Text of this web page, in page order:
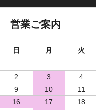
営業ご案内
日
月 火
2
3 4
9
10 11
16
17 18